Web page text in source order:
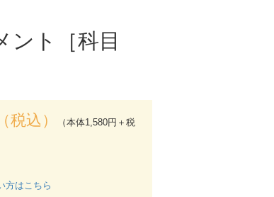
ント［科目
税込）
（本体1,580円＋税
方はこちら